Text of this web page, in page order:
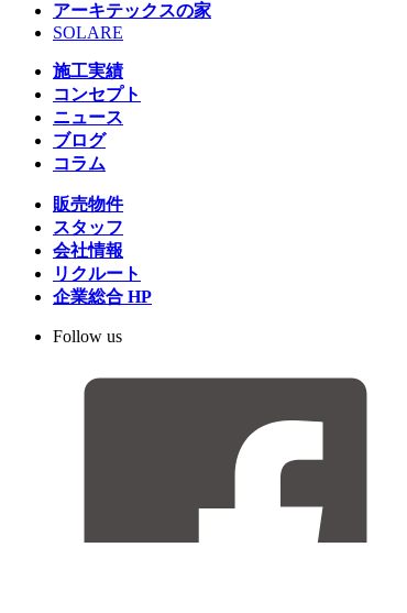
アーキテックスの家
SOLARE
施工実績
コンセプト
ニュース
ブログ
コラム
販売物件
スタッフ
会社情報
リクルート
企業総合 HP
Follow us